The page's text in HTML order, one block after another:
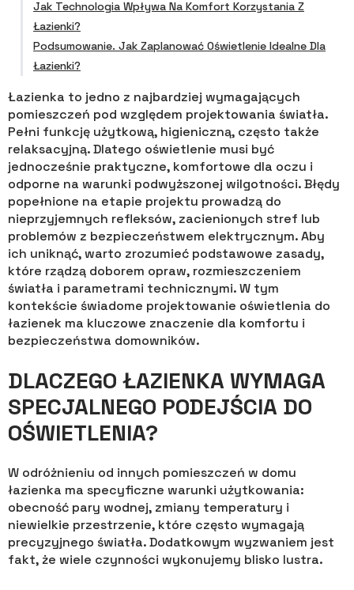
Jak Technologia Wpływa Na Komfort Korzystania Z
Łazienki?
Podsumowanie. Jak Zaplanować Oświetlenie Idealne Dla
Łazienki?
Łazienka to jedno z najbardziej wymagających
pomieszczeń pod względem projektowania światła.
Pełni funkcję użytkową, higieniczną, często także
relaksacyjną. Dlatego oświetlenie musi być
jednocześnie praktyczne, komfortowe dla oczu i
odporne na warunki podwyższonej wilgotności. Błędy
popełnione na etapie projektu prowadzą do
nieprzyjemnych refleksów, zacienionych stref lub
problemów z bezpieczeństwem elektrycznym. Aby
ich uniknąć, warto zrozumieć podstawowe zasady,
które rządzą doborem opraw, rozmieszczeniem
światła i parametrami technicznymi. W tym
kontekście świadome projektowanie oświetlenia do
łazienek ma kluczowe znaczenie dla komfortu i
bezpieczeństwa domowników.
DLACZEGO ŁAZIENKA WYMAGA
SPECJALNEGO PODEJŚCIA DO
OŚWIETLENIA?
W odróżnieniu od innych pomieszczeń w domu
łazienka ma specyficzne warunki użytkowania:
obecność pary wodnej, zmiany temperatury i
niewielkie przestrzenie, które często wymagają
precyzyjnego światła. Dodatkowym wyzwaniem jest
fakt, że wiele czynności wykonujemy blisko lustra.